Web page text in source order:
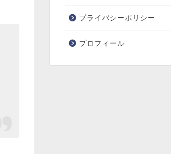
プライバシーポリシー
プロフィール